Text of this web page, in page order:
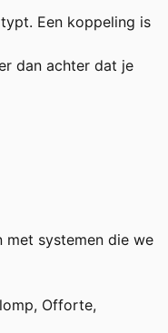
Een koppeling is
dan achter dat je
systemen die we
Offorte,